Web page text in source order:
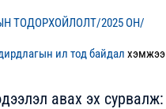
ТОДОРХОЙЛОЛТ/2025 ОН/
ил тод байдал хэмжээ
авах эх сурвалж: